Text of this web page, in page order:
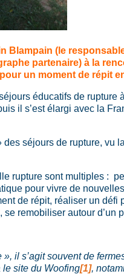
Blampain (le
partenaire) à la
un moment de répit
éducatifs de rupture
il s’est élargi avec la
séjours de rupture, vu
rupture sont multiples :
pour vivre de
de répit, réaliser un défi
remobiliser autour d’un
il s’agit souvent de
site du Woofing[1],